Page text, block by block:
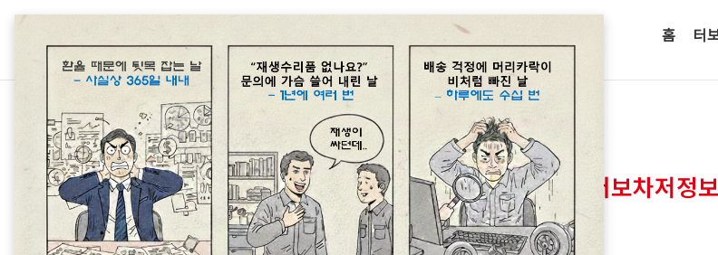
터
홈
차종별 터보차저 정보/폭스바겐 Volkswagen
폭스바겐 제타(Jetta) 2.0 TDI 수입차터보차저정
명준 Turbo ATD 2020. 9. 1. 14:29